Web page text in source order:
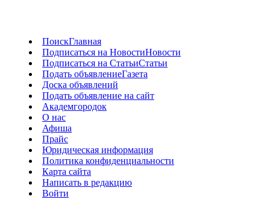
ПоискГлавная
Подписаться на НовостиНовости
Подписаться на СтатьиСтатьи
Подать объявлениеГазета
Доска объявлений
Подать объявление на сайт
Академгородок
О нас
Афиша
Прайс
Юридическая информация
Политика конфиденциальности
Карта сайта
Написать в редакцию
Войти